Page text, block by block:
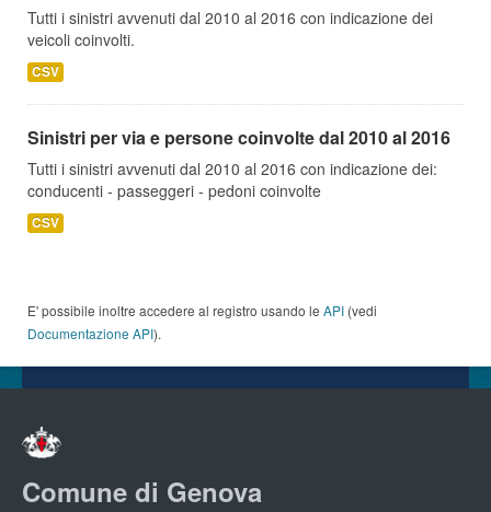
Tutti i sinistri avvenuti dal 2010 al 2016 con indicazione dei
veicoli coinvolti.
CSV
Sinistri per via e persone coinvolte dal 2010 al 2016
Tutti i sinistri avvenuti dal 2010 al 2016 con indicazione dei:
conducenti - passeggeri - pedoni coinvolte
CSV
E' possibile inoltre accedere al registro usando le API (vedi
Documentazione API).
Comune di Genova